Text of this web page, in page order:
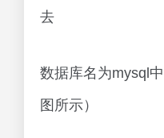
去
数据库名为mysql
图所示）